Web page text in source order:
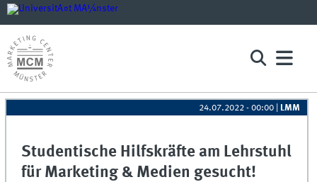
24.07.2022 - 00:00 LMM
Studentische Hilfskräfte am Lehrstuhl
für Marketing & Medien gesucht!